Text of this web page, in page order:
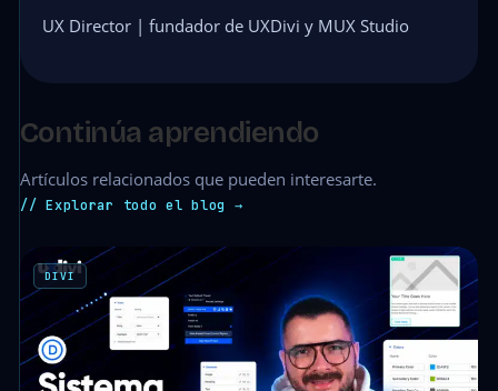
UX Director | fundador de UXDivi y MUX Studio
Continúa aprendiendo
Artículos relacionados que pueden interesarte.
// Explorar todo el blog →
DIVI